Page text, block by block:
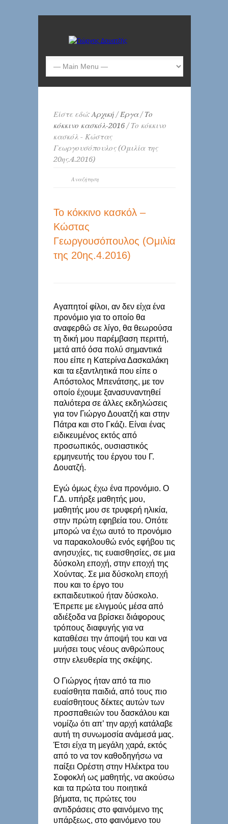
Είστε εδώ:Αρχική/Έργα/Το
κόκκινο κασκόλ-2016/ Το κόκκινο
κασκόλ - Κώστας
Γεωργουσόπουλος (Ομιλία της
20ης.4.2016)
Το κόκκινο κασκόλ –
Κώστας
Γεωργουσόπουλος (Ομιλία
της 20ης.4.2016)
Αγαπητοί φίλοι, αν δεν είχα ένα
προνόμιο για το οποίο θα
αναφερθώ σε λίγο, θα θεωρούσα
τη δική μου παρέμβαση περιττή,
μετά από όσα πολύ σημαντικά
που είπε η Κατερίνα Δασκαλάκη
και τα εξαντλητικά που είπε ο
Απόστολος Μπενάτσης, με τον
οποίο έχουμε ξανασυναντηθεί
παλιότερα σε άλλες εκδηλώσεις
για τον Γιώργο Δουατζή και στην
Πάτρα και στο Γκάζι. Είναι ένας
ειδικευμένος εκτός από
προσωπικός, ουσιαστικός
ερμηνευτής του έργου του Γ.
Δουατζή.
Εγώ όμως έχω ένα προνόμιο. Ο
Γ.Δ. υπήρξε μαθητής μου,
μαθητής μου σε τρυφερή ηλικία,
στην πρώτη εφηβεία του. Οπότε
μπορώ να έχω αυτό το προνόμιο
να παρακολουθώ ενός εφήβου τις
ανησυχίες, τις ευαισθησίες, σε μια
δύσκολη εποχή, στην εποχή της
Χούντας. Σε μια δύσκολη εποχή
που και το έργο του
εκπαιδευτικού ήταν δύσκολο.
Έπρεπε με ελιγμούς μέσα από
αδιέξοδα να βρίσκει διάφορους
τρόπους διαφυγής για να
καταθέσει την άποψή του και να
μυήσει τους νέους ανθρώπους
στην ελευθερία της σκέψης.
Ο Γιώργος ήταν από τα πιο
ευαίσθητα παιδιά, από τους πιο
ευαίσθητους δέκτες αυτών των
προσπαθειών του δασκάλου και
νομίζω ότι απ’ την αρχή κατάλαβε
αυτή τη συνωμοσία ανάμεσά μας.
Έτσι είχα τη μεγάλη χαρά, εκτός
από το να τον καθοδηγήσω να
παίξει Ορέστη στην Ηλέκτρα του
Σοφοκλή ως μαθητής, να ακούσω
και τα πρώτα του ποιητικά
βήματα, τις πρώτες του
αντιδράσεις στο φαινόμενο της
υπάρξεως, στο φαινόμενο του